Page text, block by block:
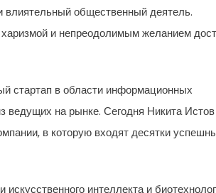
общественный деятель.
и непреодолимым желанием
стартап в области информационных
ведущих на рынке. Сегодня Никита Истов
в которую входят десятки
интеллекта и